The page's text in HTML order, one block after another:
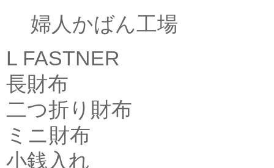
婦人かばん工場
L FASTNER
長財布
二つ折り財布
ミニ財布
小銭入れ